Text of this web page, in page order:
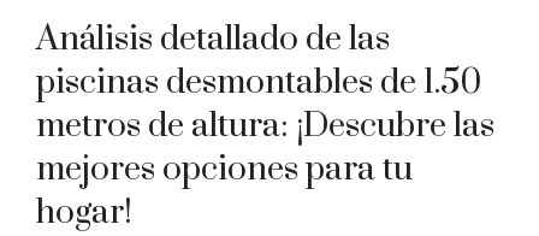
Análisis detallado de las
piscinas desmontables de 1.50
metros de altura: ¡Descubre las
mejores opciones para tu
hogar!